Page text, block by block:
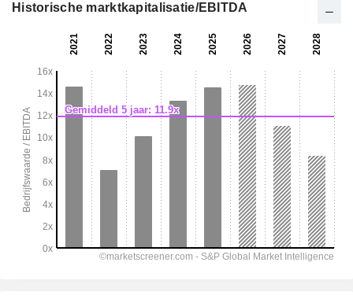
Historische marktkapitalisatie/EBITDA